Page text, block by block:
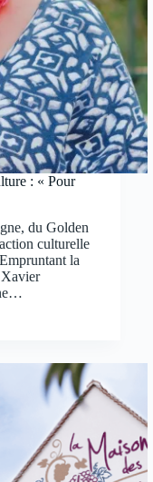
: « Pour
du Golden
culturelle
la